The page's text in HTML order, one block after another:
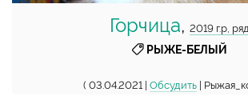
Горчица, 2019 г.р, ряд
РЫЖЕ-БЕЛЫЙ
( 03.04.2021 | Обсудить |